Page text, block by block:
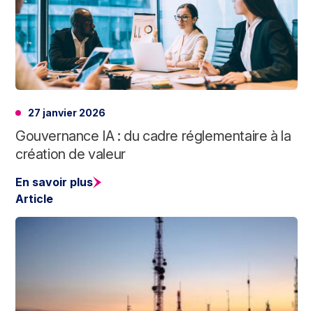
27 janvier 2026
Gouvernance IA : du cadre réglementaire à la
création de valeur
En savoir plus
Article